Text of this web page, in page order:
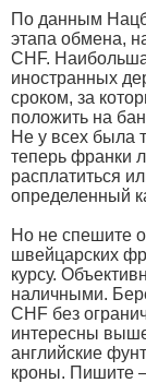
По данным
этапа обмена,
CHF.
иностранных
сроком, за
положить на
Не у всех была
теперь франки
расплатиться
определенный
Но не спешите
швейцарских
курсу.
наличными.
CHF без
интересны
английские
кроны. Пишите